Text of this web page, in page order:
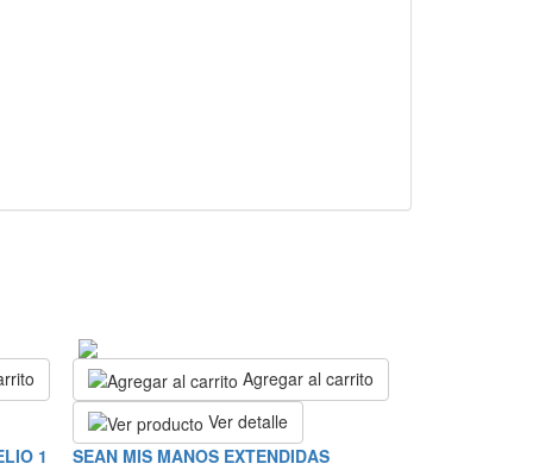
1
Agregar al carrito
Ver detalle
SEAN MIS MANOS EXTENDIDAS